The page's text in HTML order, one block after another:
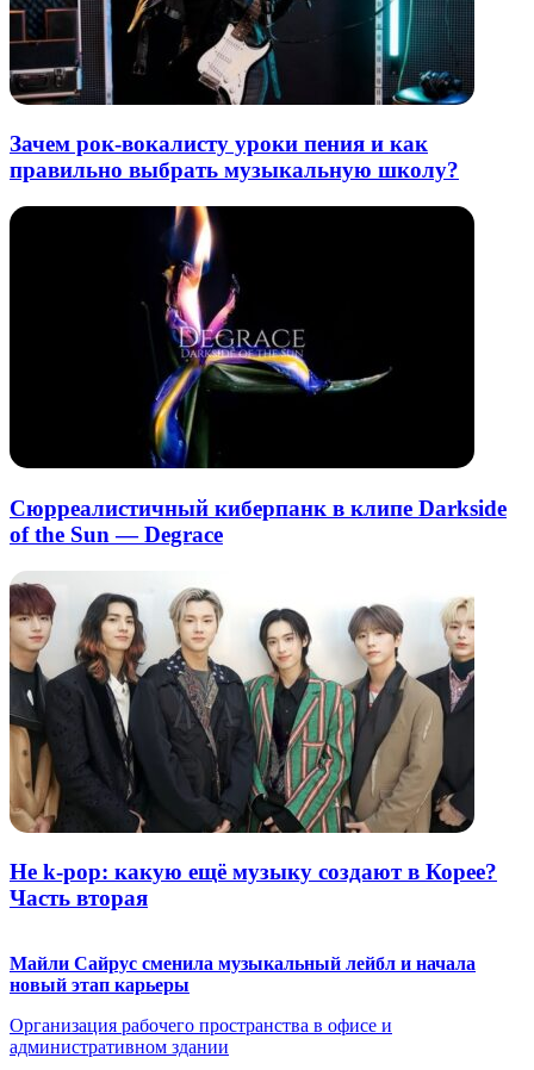
Зачем рок-вокалисту уроки пения и как
правильно выбрать музыкальную школу?
Сюрреалистичный киберпанк в клипе Darkside
of the Sun — Degrace
Не k-pop: какую ещё музыку создают в Корее?
Часть вторая
Майли Сайрус сменила музыкальный лейбл и начала
новый этап карьеры
Организация рабочего пространства в офисе и
административном здании